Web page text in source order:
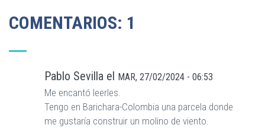
COMENTARIOS: 1
Pablo Sevilla el MAR, 27/02/2024 - 06:53
Me encantó leerles.
Tengo en Barichara-Colombia una parcela donde
me gustaría construir un molino de viento.